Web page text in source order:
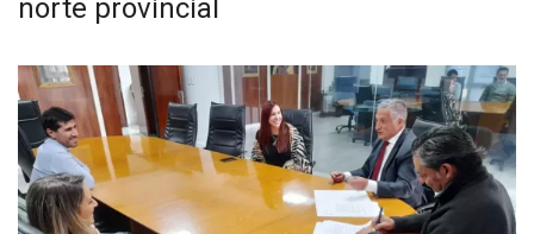
norte provincial